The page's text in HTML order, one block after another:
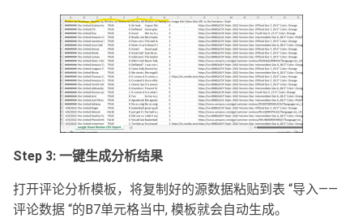
Step 3: 一键生成分析结果
打开评论分析模板，将复制好的源数据粘贴到表 “导入——
评论数据 “的B7单元格当中, 模板就会自动生成。